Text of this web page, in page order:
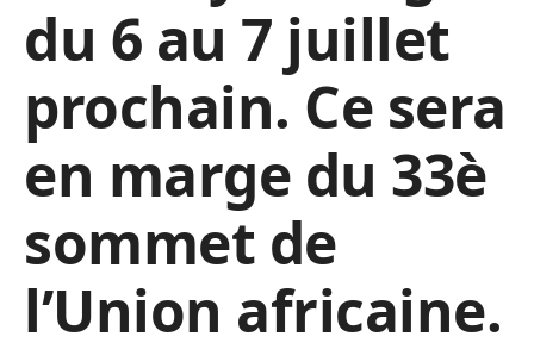
du 6 au 7 juillet
prochain. Ce sera
en marge du 33è
sommet de
l’Union africaine.